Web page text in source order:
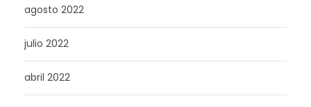
agosto 2022
julio 2022
abril 2022